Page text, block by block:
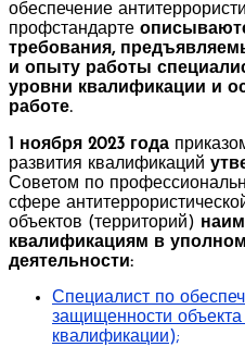
обеспечение
профстандарте
требования,
и опыту работы
уровни квалификации и
работе.
1 ноября 2023 года
развития квалификаций
Советом по
сфере
объектов (территорий)
квалификациям в
деятельности:
Специалист по
защищенности
квалификации);